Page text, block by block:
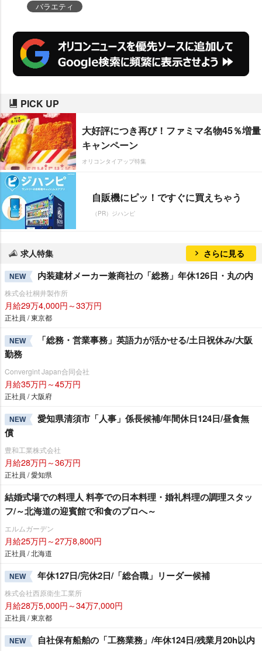
バラエティ
PICK UP
大好評につき再び！ファミマ名物45％増量
キャンペーン
オリコンタイアップ特集
自販機にピッ！ですぐに買えちゃう
（PR）ジハンピ
求人特集 さらに見る
NEW 内装建材メーカー兼商社の「総務」年休126日・丸の内
株式会社桐井製作所
月給29万4,000円～33万円
正社員 / 東京都
NEW
「総務・営業事務」英語力が活かせる/土日祝休み/大阪
勤務
Convergint Japan合同会社
月給35万円～45万円
正社員 / 大阪府
NEW
愛知県清須市「人事」係長候補/年間休日124日/昼食無
償
豊和工業株式会社
月給28万円～36万円
正社員 / 愛知県
結婚式場での料理人 料亭での日本料理・婚礼料理の調理スタッ
フ/～北海道の迎賓館で和食のプロへ～
エルムガーデン
月給25万円～27万8,800円
正社員 / 北海道
NEW 年休127日/完休2日/「総合職」リーダー候補
株式会社西原衛生工業所
月給28万5,000円～34万7,000円
正社員 / 東京都
NEW 自社保有船舶の「工務業務」/年休124日/残業月20h以内